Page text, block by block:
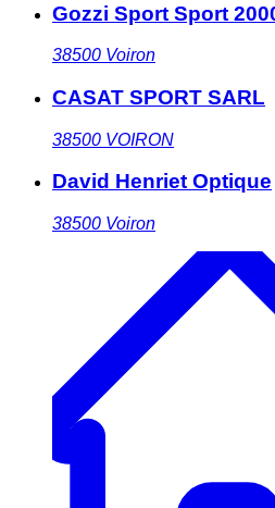
Gozzi Sport Sport
38500 Voiron
CASAT SPORT SARL
38500 VOIRON
David Henriet Optique
38500 Voiron